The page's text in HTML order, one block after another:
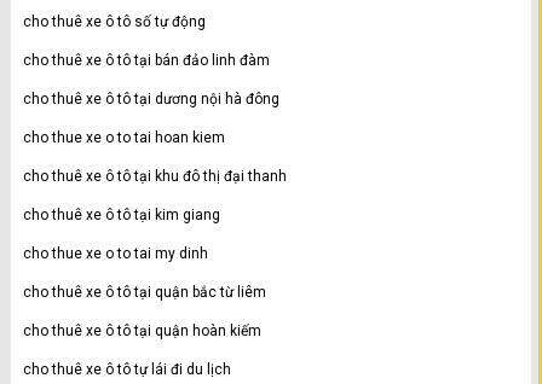
cho thuê xe ô tô số tự động
cho thuê xe ô tô tại bán đảo linh đàm
cho thuê xe ô tô tại dương nội hà đông
cho thue xe o to tai hoan kiem
cho thuê xe ô tô tại khu đô thị đại thanh
cho thuê xe ô tô tại kim giang
cho thue xe o to tai my dinh
cho thuê xe ô tô tại quận bắc từ liêm
cho thuê xe ô tô tại quận hoàn kiếm
cho thuê xe ô tô tự lái đi du lịch